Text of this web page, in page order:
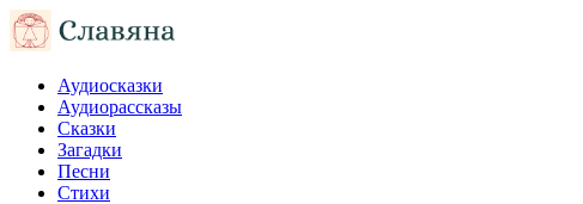
Аудиосказки
Аудиорассказы
Сказки
Загадки
Песни
Стихи